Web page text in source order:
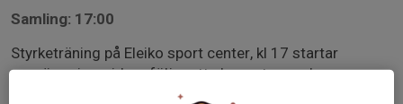
Samling: 17:00
Styrketräning på Eleiko sport center, kl 17 startar
uppvärmning, vidare följer ett planerat pass, har man
egna övningarna så kan man köra dessa.